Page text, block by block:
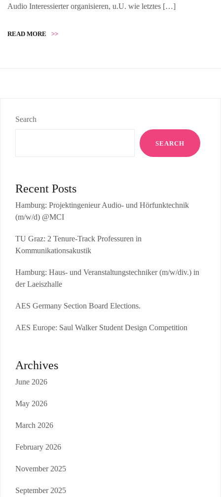
Audio Interessierter organisieren, u.U. wie letztes […]
READ MORE >>
Search
SEARCH
Recent Posts
Hamburg: Projektingenieur Audio- und Hörfunktechnik
(m/w/d) @MCI
TU Graz: 2 Tenure-Track Professuren in
Kommunikationsakustik
Hamburg: Haus- und Veranstaltungstechniker (m/w/div.) in
der Laeiszhalle
AES Germany Section Board Elections.
AES Europe: Saul Walker Student Design Competition
Archives
June 2026
May 2026
March 2026
February 2026
November 2025
September 2025